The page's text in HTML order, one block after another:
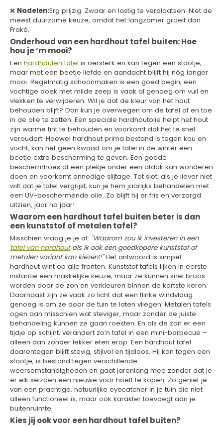
❌ Nadelen:Erg prijzig. Zwaar en lastig te verplaatsen. Niet de
meest duurzame keuze, omdat het langzamer groeit dan
Fraké.
Onderhoud van een hardhout tafel buiten: Hoe
hou je ‘m mooi?
Een hardhouten tafel is oersterk en kan tegen een stootje,
maar met een beetje liefde en aandacht blijft hij nóg langer
mooi. Regelmatig schoonmaken is een goed begin; een
vochtige doek met milde zeep is vaak al genoeg om vuil en
vlekken te verwijderen. Wil je dat de kleur van het hout
behouden blijft? Dan kun je overwegen om de tafel af en toe
in de olie te zetten. Een speciale hardhoutolie helpt het hout
zijn warme tint te behouden en voorkomt dat het te snel
veroudert. Hoewel hardhout prima bestand is tegen kou en
vocht, kan het geen kwaad om je tafel in de winter een
beetje extra bescherming te geven. Een goede
beschermhoes of een plekje onder een afdak kan wonderen
doen en voorkomt onnodige slijtage. Tot slot: als je liever niet
wilt dat je tafel vergrijst, kun je hem jaarlijks behandelen met
een UV-beschermende olie. Zo blijft hij er fris en verzorgd
uitzien, jaar na jaar!
Waarom een hardhout tafel buiten beter is dan
een kunststof of metalen tafel?
Misschien vraag je je af: "Waarom zou ik investeren in een
tafel van hardhoutals ik ook een goedkopere kunststof of
metalen variant kan kiezen?"Het antwoord is simpel:
hardhout wint op alle fronten. Kunststof tafels lijken in eerste
instantie een makkelijke keuze, maar ze kunnen snel broos
worden door de zon en verkleuren binnen de kortste keren.
Daarnaast zijn ze vaak zo licht dat een flinke windvlaag
genoeg is om ze door de tuin te laten vliegen. Metalen tafels
ogen dan misschien wat steviger, maar zonder de juiste
behandeling kunnen ze gaan roesten. En als de zon er een
tijdje op schijnt, verandert zo’n tafel in een mini-barbecue –
alleen dan zonder lekker eten erop. Een hardhout tafel
daarentegen blijft stevig, stijlvol en tijdloos. Hij kan tegen een
stootje, is bestand tegen verschillende
weersomstandigheden en gaat jarenlang mee zonder dat je
er elk seizoen een nieuwe voor hoeft te kopen. Zo geniet je
van een prachtige, natuurlijke eyecatcher in je tuin die niet
alleen functioneel is, maar ook karakter toevoegt aan je
buitenruimte.
Kies jij ook voor een hardhout tafel buiten?